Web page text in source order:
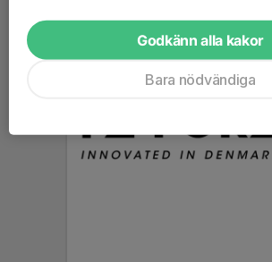
Godkänn alla kakor
Bara nödvändiga